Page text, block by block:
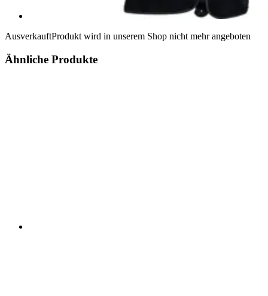
AusverkauftProdukt wird in unserem Shop nicht mehr angeboten
Ähnliche Produkte